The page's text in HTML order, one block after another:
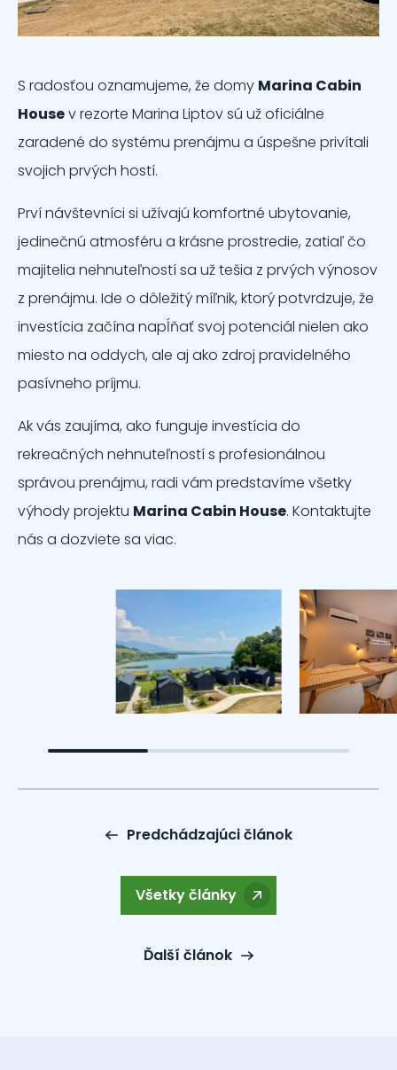
S radosťou oznamujeme, že domy Marina Cabin
Housev rezorte Marina Liptov sú už oficiálne
zaradené do systému prenájmu a úspešne privítali
svojich prvých hostí.
Prví návštevníci si užívajú komfortné ubytovanie,
jedinečnú atmosféru a krásne prostredie, zatiaľ čo
majitelia nehnuteľností sa už tešia z prvých výnosov
z prenájmu. Ide o dôležitý míľnik, ktorý potvrdzuje, že
investícia začína napĺňať svoj potenciál nielen ako
miesto na oddych, ale aj ako zdroj pravidelného
pasívneho príjmu.
Ak vás zaujíma, ako funguje investícia do
rekreačných nehnuteľností s profesionálnou
správou prenájmu, radi vám predstavíme všetky
výhody projektu Marina Cabin House. Kontaktujte
nás a dozviete sa viac.
Predchádzajúci článok
Všetky články
Ďalší článok